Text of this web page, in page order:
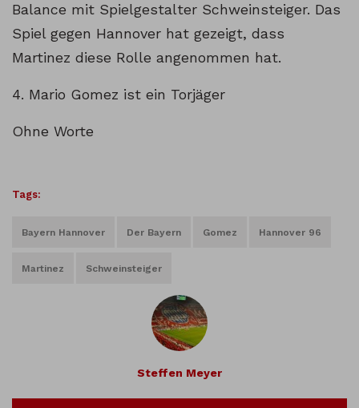
Balance mit Spielgestalter Schweinsteiger. Das
Spiel gegen Hannover hat gezeigt, dass
Martinez diese Rolle angenommen hat.
4. Mario Gomez ist ein Torjäger
Ohne Worte
Tags:
Bayern Hannover Der Bayern Gomez Hannover 96
Martinez Schweinsteiger
Steffen Meyer